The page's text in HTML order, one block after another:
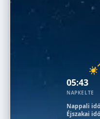
05:43
NAPKELTE
Nappali
Éjszakai